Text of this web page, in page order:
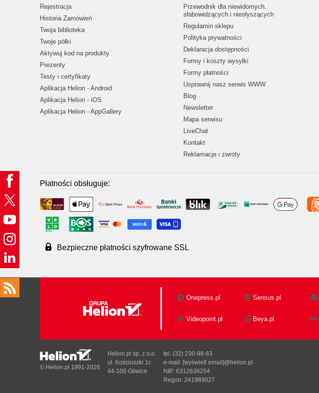
Rejestracja
Historia Zamówień
Twoja biblioteka
Twoje półki
Aktywuj kod na produkty
Prezenty
Testy i certyfikaty
Aplikacja Helion - Android
Aplikacja Helion - iOS
Aplikacja Helion - AppGallery
Przewodnik dla niewidomych,
słabowidzących i niesłyszących
Regulamin sklepu
Polityka prywatności
Deklaracja dostępności
Formy i koszty wysyłki
Formy płatności
Usprawnij nasz serwis WWW
Blog
Newsletter
Mapa serwisu
LiveChat
Kontakt
Reklamacje i zwroty
Płatności obsługuje:
Bezpieczne płatności szyfrowane SSL
Onepress.pl Sensus.pl
Videopoint.pl Beya.pl
© Helion.pl 1991-2026
Helion.pl sp. z o.o.
ul. Kościuszki 1c
44-100 Gliwice
tel. (32) 230-98-63
e-mail: [wyświetl email]@helion.pl
NIP: 6312636254
Regon: 241989027